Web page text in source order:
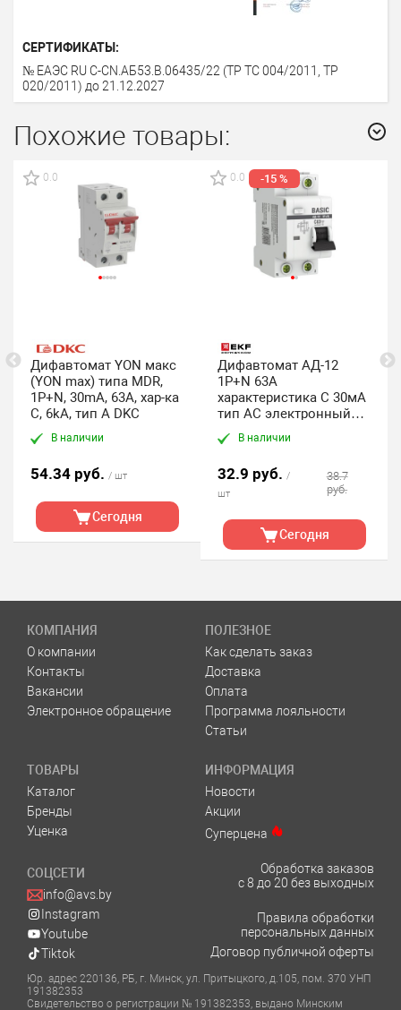
СЕРТИФИКАТЫ:
№ ЕАЭС RU С-СN.АБ53.В.06435/22 (ТР ТС 004/2011, ТР
020/2011) до 21.12.2027
Похожие товары:
0.0
Дифавтомат YON макс
(YON max) типа MDR,
1P+N, 30mA, 63A, хар-ка
C, 6kA, тип А DKC
В наличии
54.34 руб. / шт
Сегодня
0.0 -15 %
Дифавтомат АД-12
1P+N 63А
характеристика C 30мА
тип АС электронный
4,5кА BASIC
В наличии
32.9 руб. /
шт
38.7
руб.
Сегодня
КОМПАНИЯ
О компании
Контакты
Вакансии
Электронное обращение
ПОЛЕЗНОЕ
Как сделать заказ
Доставка
Оплата
Программа лояльности
Статьи
ТОВАРЫ
Каталог
Бренды
Уценка
ИНФОРМАЦИЯ
Новости
Акции
Суперцена
СОЦСЕТИ
info@avs.by
Instagram
Youtube
Tiktok
Обработка заказов
с 8 до 20 без выходных
Правила обработки
персональных данных
Договор публичной оферты
Юр. адрес 220136, РБ, г. Минск, ул. Притыцкого, д.105, пом. 370 УНП
191382353
Свидетельство о регистрации № 191382353, выдано Минским